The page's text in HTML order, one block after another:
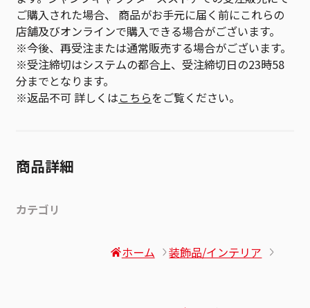
ご購入された場合、 商品がお手元に届く前にこれらの
店舗及びオンラインで購入できる場合がございます。
※今後、再受注または通常販売する場合がございます。
※受注締切はシステムの都合上、受注締切日の23時58
分までとなります。
※返品不可 詳しくはこちらをご覧ください。
商品詳細
カテゴリ
ホーム 装飾品/インテリア